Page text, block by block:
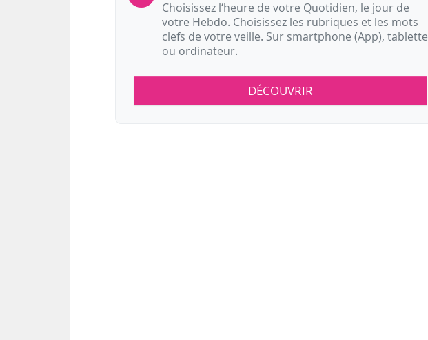
Choisissez l‘heure de votre Quotidien, le jour de
votre Hebdo. Choisissez les rubriques et les mots
clefs de votre veille. Sur smartphone (App), tablette
ou ordinateur.
DÉCOUVRIR